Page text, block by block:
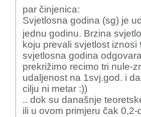
par činjenica:
Svjetlosna godina (sg) je
jednu godinu. Brzina
koju prevali svjetlost iznosi
svjetlosna godina
prekrižimo recimo tri nule-
udaljenost na 1svj.god. i
cilju ni metar :))
.. dok su današnje
ili u ovom primjeru čak